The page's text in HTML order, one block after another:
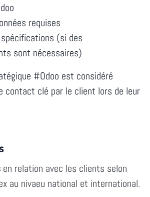
requises
(si des
sont nécessaires)
#Odoo est considéré
contact clé par le client lors de leur
en relation avec les clients selon
au nivaeu national et international.